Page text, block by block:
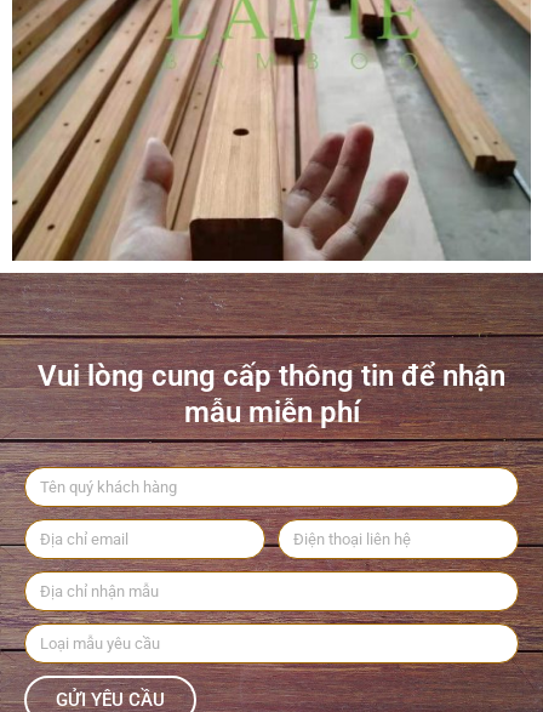
Vui lòng cung cấp thông tin để nhận
mẫu miễn phí
GỬI YÊU CẦU